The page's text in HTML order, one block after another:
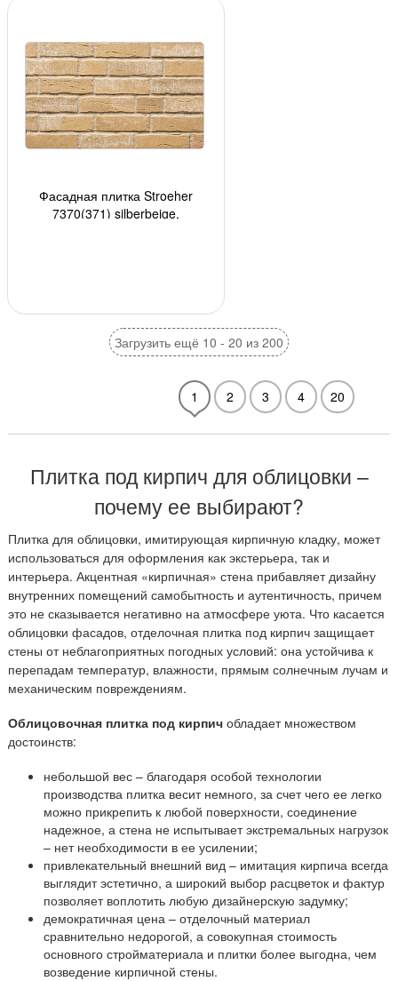
Фасадная плитка Stroeher
7370(371) silberbeige,
Загрузить ещё 10 - 20 из 200
1 2 3 4 20
Плитка под кирпич для облицовки –
почему ее выбирают?
Плитка для облицовки, имитирующая кирпичную кладку, может
использоваться для оформления как экстерьера, так и
интерьера. Акцентная «кирпичная» стена прибавляет дизайну
внутренних помещений самобытность и аутентичность, причем
это не сказывается негативно на атмосфере уюта. Что касается
облицовки фасадов, отделочная плитка под кирпич защищает
стены от неблагоприятных погодных условий: она устойчива к
перепадам температур, влажности, прямым солнечным лучам и
механическим повреждениям.
Облицовочная плитка под кирпич обладает множеством
достоинств:
небольшой вес – благодаря особой технологии
производства плитка весит немного, за счет чего ее легко
можно прикрепить к любой поверхности, соединение
надежное, а стена не испытывает экстремальных нагрузок
– нет необходимости в ее усилении;
привлекательный внешний вид – имитация кирпича всегда
выглядит эстетично, а широкий выбор расцветок и фактур
позволяет воплотить любую дизайнерскую задумку;
демократичная цена – отделочный материал
сравнительно недорогой, а совокупная стоимость
основного стройматериала и плитки более выгодна, чем
возведение кирпичной стены.